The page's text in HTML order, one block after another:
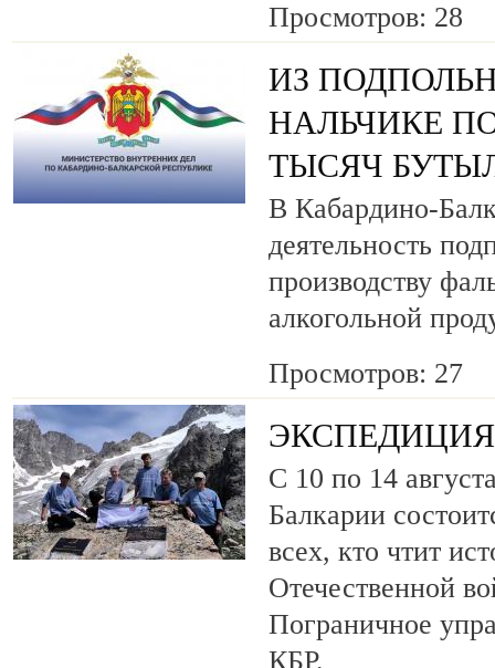
Просмотров: 28
ИЗ
НАЛЬЧИКЕ
ТЫСЯЧ
В Кабардино-
деятельность
производству
алкогольной
Просмотров: 27
С 10 по 14
Балкарии
всех, кто чтит
Отечественной
Пограничное
КБР.